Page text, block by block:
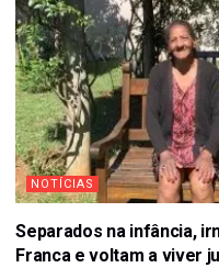
NOTÍCIAS
Separados na infância,
Franca e voltam a viver